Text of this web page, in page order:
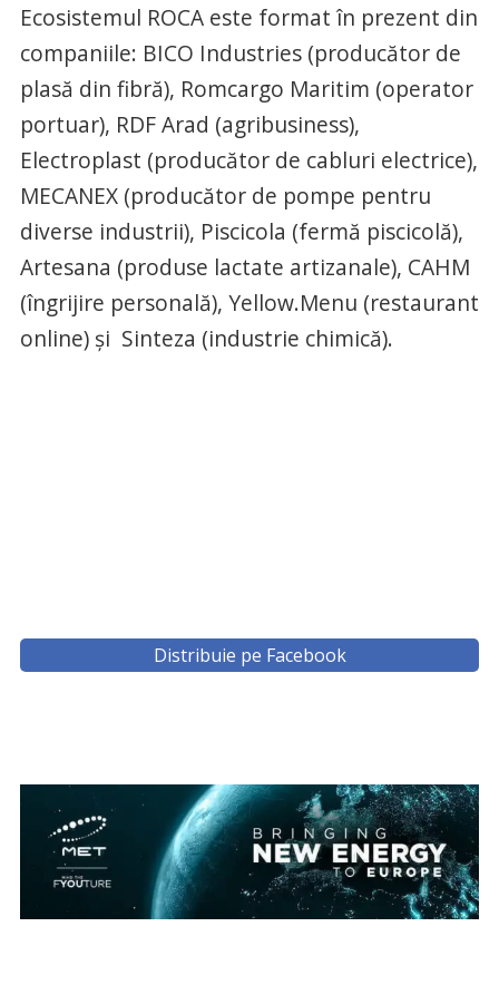
Ecosistemul ROCA este format în prezent din
companiile: BICO Industries (producător de
plasă din fibră), Romcargo Maritim (operator
portuar), RDF Arad (agribusiness),
Electroplast (producător de cabluri electrice),
MECANEX (producător de pompe pentru
diverse industrii), Piscicola (fermă piscicolă),
Artesana (produse lactate artizanale), CAHM
(îngrijire personală), Yellow.Menu (restaurant
online) și Sinteza (industrie chimică).
Distribuie pe Facebook